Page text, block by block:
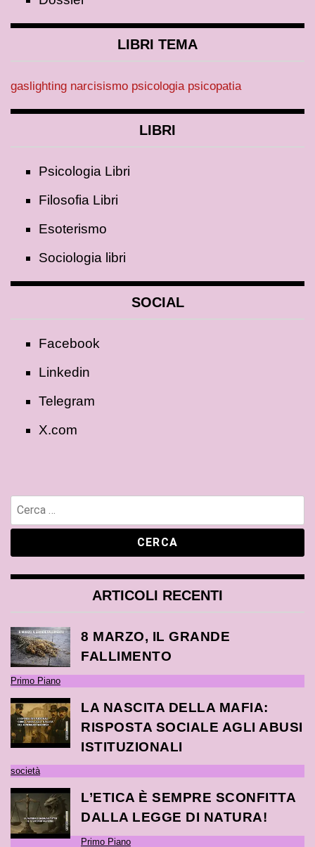
LIBRI TEMA
gaslighting narcisismo psicologia psicopatia
LIBRI
Psicologia Libri
Filosofia Libri
Esoterismo
Sociologia libri
SOCIAL
Facebook
Linkedin
Telegram
X.com
ARTICOLI RECENTI
8 MARZO, IL GRANDE
FALLIMENTO
Primo Piano
LA NASCITA DELLA MAFIA:
RISPOSTA SOCIALE AGLI ABUSI
ISTITUZIONALI
società
L’ETICA È SEMPRE SCONFITTA
DALLA LEGGE DI NATURA!
Primo Piano